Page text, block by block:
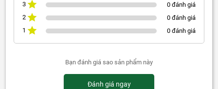
3
0 đánh giá
2
0 đánh giá
1
0 đánh giá
Bạn đánh giá sao sản phẩm này
Đánh giá ngay